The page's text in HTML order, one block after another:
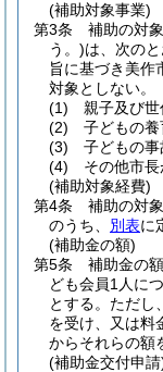
(補助対象事業)
第3条
補助の対
う。)は、次のと
旨に基づき美作
対象としない。
(1)
親子及び
(2)
子どもの
(3)
子どもの
(4)
その他市
(補助対象経費)
第4条
補助の対
のうち、 別表に
(補助金の額)
第5条
補助金の
ども会員1人に
とする。 ただし
を受け、又は料
からそれらの額
(補助金交付申請